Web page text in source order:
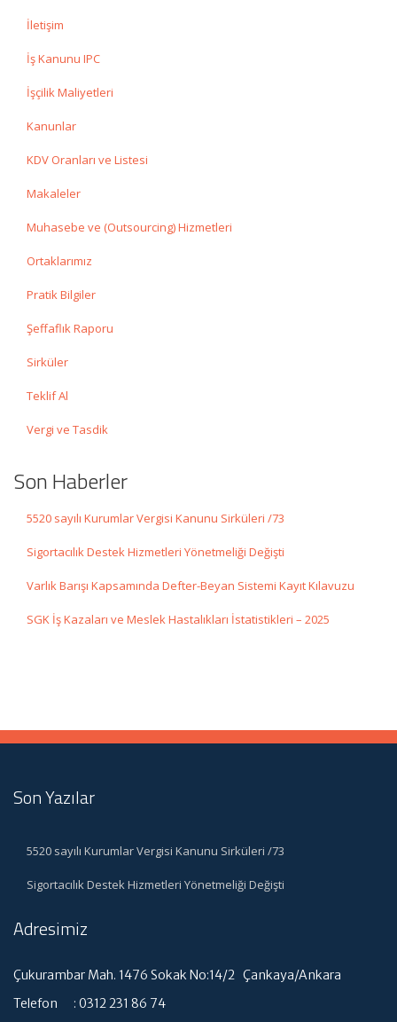
İletişim
İş Kanunu IPC
İşçilik Maliyetleri
Kanunlar
KDV Oranları ve Listesi
Makaleler
Muhasebe ve (Outsourcing) Hizmetleri
Ortaklarımız
Pratik Bilgiler
Şeffaflık Raporu
Sirküler
Teklif Al
Vergi ve Tasdik
Son Haberler
5520 sayılı Kurumlar Vergisi Kanunu Sirküleri /73
Sigortacılık Destek Hizmetleri Yönetmeliği Değişti
Varlık Barışı Kapsamında Defter-Beyan Sistemi Kayıt Kılavuzu
SGK İş Kazaları ve Meslek Hastalıkları İstatistikleri – 2025
Son Yazılar
5520 sayılı Kurumlar Vergisi Kanunu Sirküleri /73
Sigortacılık Destek Hizmetleri Yönetmeliği Değişti
Adresimiz
Çukurambar Mah. 1476 Sokak No:14/2 Çankaya/Ankara
Telefon : 0312 231 86 74